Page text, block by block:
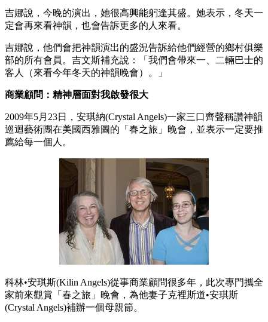
吉娜說，今晚的演出，她很高興能躬逢其盛。她表示，冬天一
定會再來看神韻，也會告訴更多的人來看。
吉娜說，他們會把神韻演出的盛況告訴給他們經營的鄉村俱樂
部的所有會員。吉文斯補充說：「我們會帶來一、二輛巴士的
客人（來看今年冬天的神韻晚會）。」
商業顧問：精神層面對我啟發很大
2009年5月23日，安琪納(Crystal Angels)一家三口齊聲稱讚神韻
巡迴藝術團在美國西雅圖的「春之旅」晚會，並表示一定要推
薦給每一個人。
科林•安琪斯(Kilin Angels)從事商業顧問很多年，此次專門攜全
家前來觀賞「春之旅」晚會，為他妻子克裡斯道•安琪斯
(Crystal Angels)補辦一個母親節。